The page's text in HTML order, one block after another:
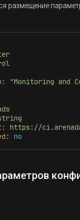
размещение
"Monitoring and
https://
no